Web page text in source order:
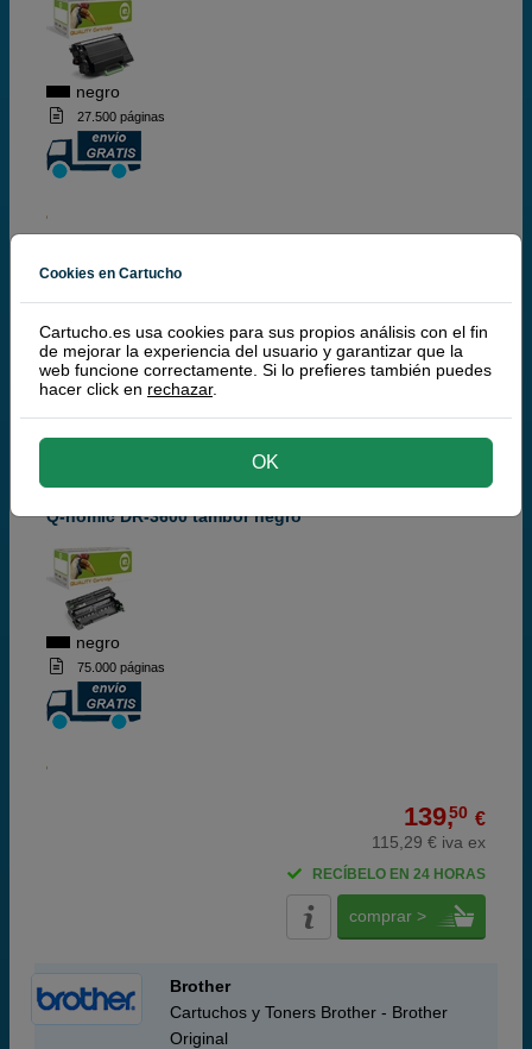
negro
27.500 páginas
RECÍBELO EN 24 HORAS
comprar >
¡Producto recomendado!| Calidad y
funcionamiento | Garantía 100%
Q-nomic DR-3600 tambor negro
negro
75.000 páginas
139,50 €
115,29 € iva ex
RECÍBELO EN 24 HORAS
comprar >
Brother
Cartuchos y Toners Brother - Brother
Original
Cookies en Cartucho
Cartucho.es usa cookies para sus propios análisis con el fin
de mejorar la experiencia del usuario y garantizar que la
web funcione correctamente. Si lo prefieres también puedes
hacer click en rechazar.
OK